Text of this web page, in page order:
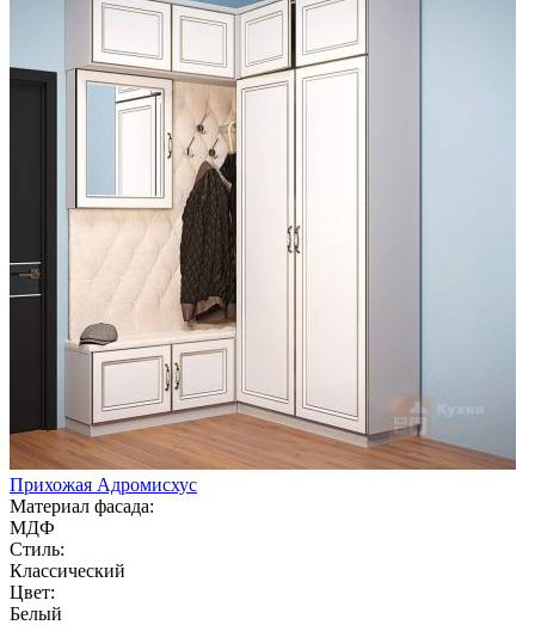
Прихожая Адромисхус
Материал фасада:
МДФ
Стиль:
Классический
Цвет:
Белый